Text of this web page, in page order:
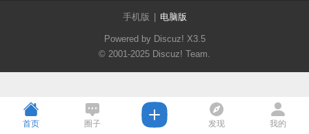
手机版 电脑版
Powered by Discuz! X3.5
© 2001-2025 Discuz! Team.
首页 圈子 发现 我的